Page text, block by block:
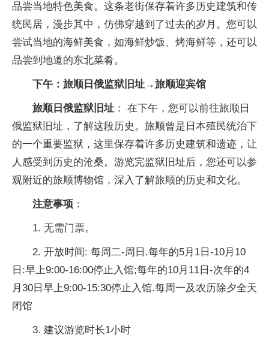
品尝当地特色美食。这条老街保存着许多历史建筑和传
统民居，漫步其中，仿佛穿越到了过去的岁月。您可以
尝试当地的海鲜美食，如海鲜炒饭、烤海鲜等，还可以
品尝到地道的东北菜肴。
下午：旅顺日俄监狱旧址→旅顺迎宾馆
旅顺日俄监狱旧址 ： 在下午，您可以前往旅顺日
俄监狱旧址，了解这段历史。旅顺曾是日本殖民统治下
的一个重要监狱，这里保存着许多历史建筑和遗迹，让
人感受到历史的沧桑。游览完监狱旧址后，您还可以参
观附近的旅顺博物馆，深入了解旅顺的历史和文化。
注意事项 ：
1. 无需门票。
2. 开放时间: 每周二-周日.每年的5月1日-10月10
日:早上9:00-16:00停止入馆;每年的10月11日-次年的4
月30日早上9:00-15:30停止入馆.每周一及农历除夕全天
闭馆
3. 建议游览时长1小时